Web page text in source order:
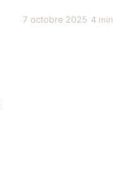
7 octobre 2025 4 min